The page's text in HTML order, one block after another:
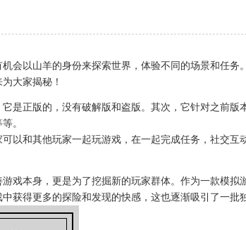
会以山羊的身份来探索世界，体验不同的场景和任务
大家揭秘！
是正版的，没有破解版和盗版。其次，它针对之前版
。
以和其他玩家一起玩游戏，在一起完成任务，社交互
戏本身，更是为了挖掘新的玩家群体。作为一款模拟
获得更多的探险和发现的快感，这也逐渐吸引了一批